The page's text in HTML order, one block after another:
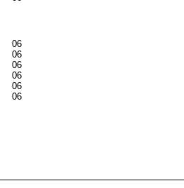
06
06
06
06
06
06